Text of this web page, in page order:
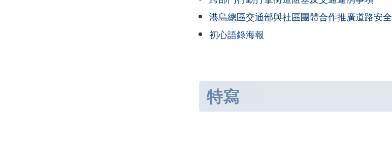
港島總區交通部與社區團體合作推廣道路安全
初心語錄海報
特寫